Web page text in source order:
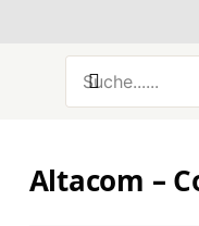
Altacom –